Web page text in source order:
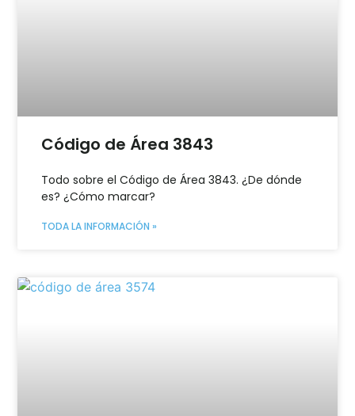
Código de Área 3843
Todo sobre el Código de Área 3843. ¿De dónde
es? ¿Cómo marcar?
TODA LA INFORMACIÓN »